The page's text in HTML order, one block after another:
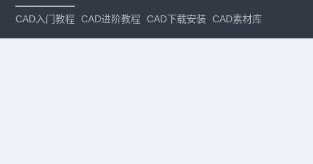
CAD入门教程 CAD进阶教程 CAD下载安装 CAD素材库